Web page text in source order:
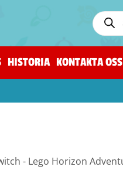
HISTORIA KONTAKTA OSS